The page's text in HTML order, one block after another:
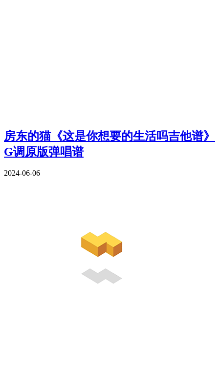
房东的猫《这是你想要的生活吗吉他谱》
G调原版弹唱谱
2024-06-06